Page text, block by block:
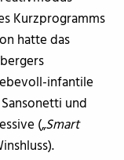
Kurzprogramms
hatte das
infantile
und
(„Smart